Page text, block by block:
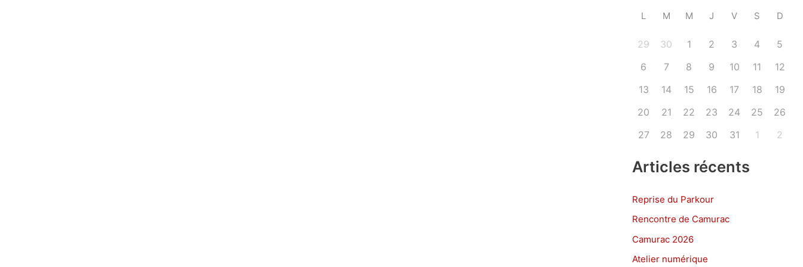
L M M J V S D
29 30 1 2 3 4
5
6
7 8 9 10 11
12
13
14 15 16 17 18
19
20
21 22 23 24 25
26
27
28 29 30 31 1 2
Articles récents
Reprise du Parkour
Rencontre de Camurac
Camurac 2026
Atelier numérique